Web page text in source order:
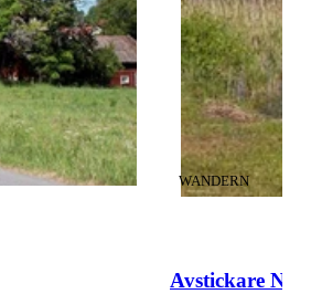
Avstickare
KATEGORIE:
WANDERN